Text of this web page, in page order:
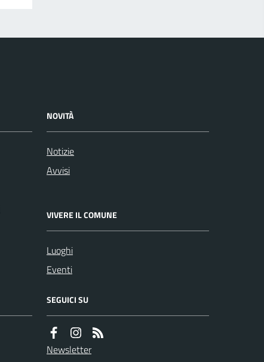
NOVITÀ
Notizie
Avvisi
VIVERE IL COMUNE
Luoghi
Eventi
SEGUICI SU
Newsletter